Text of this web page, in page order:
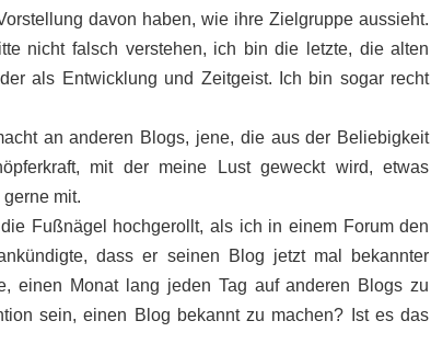
davon haben, wie ihre Zielgruppe aussieht.
nicht falsch verstehen, ich bin die letzte, die alten
als Entwicklung und Zeitgeist. Ich bin sogar recht
an anderen Blogs, jene, die aus der Beliebigkeit
mit der meine Lust geweckt wird, etwas
mit.
Fußnägel hochgerollt, als ich in einem Forum den
dass er seinen Blog jetzt mal bekannter
einen Monat lang jeden Tag auf anderen Blogs zu
sein, einen Blog bekannt zu machen? Ist es das